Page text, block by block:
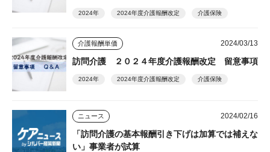
2024年 2024年度介護報酬改定 介護保険
介護報酬単価 2024/03/13
訪問介護 ２０２４年度介護報酬改定 留意事項
2024年 2024年度介護報酬改定 介護保険
ニュース 2024/02/16
「訪問介護の基本報酬引き下げは加算では補えな
い」事業者が試算